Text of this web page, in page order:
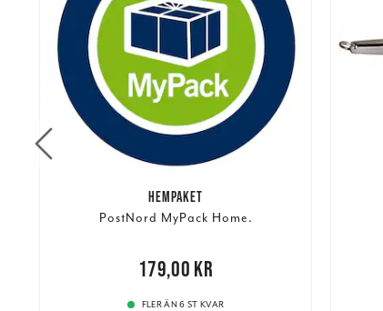
HEMPAKET
PostNord MyPack Home.
179,00 kr179,00 kr
FLER ÄN 6 ST KVAR